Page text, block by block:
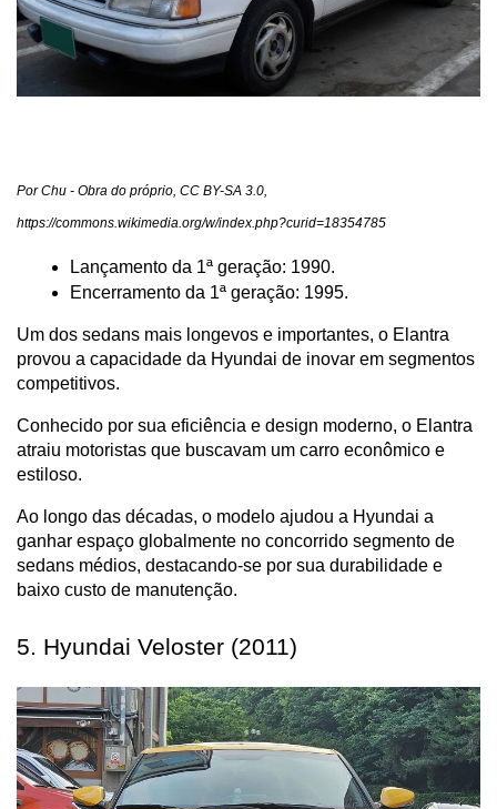
Por Chu - Obra do próprio, CC BY-SA 3.0,
https://commons.wikimedia.org/w/index.php?curid=18354785
Lançamento da 1ª geração: 1990.
Encerramento da 1ª geração: 1995.
Um dos sedans mais longevos e importantes, o Elantra
provou a capacidade da Hyundai de inovar em segmentos
competitivos.
Conhecido por sua eficiência e design moderno, o Elantra
atraiu motoristas que buscavam um carro econômico e
estiloso.
Ao longo das décadas, o modelo ajudou a Hyundai a
ganhar espaço globalmente no concorrido segmento de
sedans médios, destacando-se por sua durabilidade e
baixo custo de manutenção.
5. Hyundai Veloster (2011)